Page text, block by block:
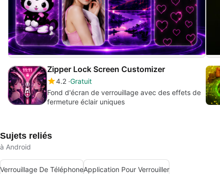
Zipper Lock Screen Customizer
4.2 Gratuit
Fond d'écran de verrouillage avec des effets de
fermeture éclair uniques
Sujets reliés
à Android
Verrouillage De TéléphoneApplication Pour Verrouiller